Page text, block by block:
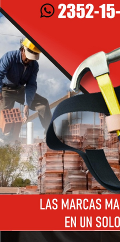
Se presentó
de
para
funcionarios
municipales